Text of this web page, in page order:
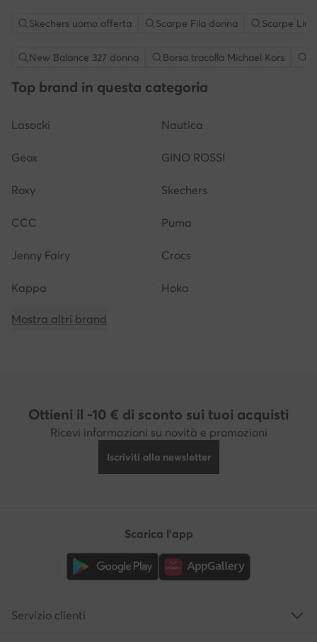
Skechers uomo offerta Scarpe Fila donna Scarpe Liu
New Balance 327 donna Borsa tracolla Michael Kors
Top brand in questa categoria
Lasocki Nautica
Geox GINO ROSSI
Roxy Skechers
CCC Puma
Jenny Fairy Crocs
Kappa Hoka
Mostra altri brand
Ottieni il -10 € di sconto sui tuoi acquisti
Ricevi informazioni su novità e promozioni
Iscriviti alla newsletter
Scarica l'app
Servizio clienti